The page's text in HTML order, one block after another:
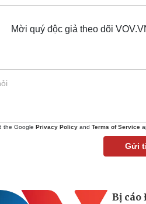
Mời quý độc giả theo dõi
the Google Privacy Policy and Terms of Service
Gửi
Bị